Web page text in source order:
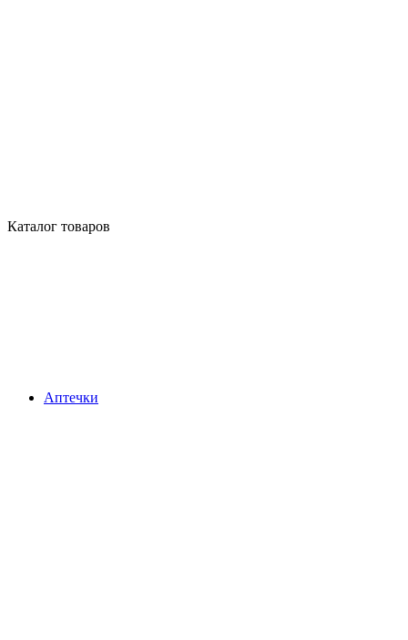
Каталог товаров
Аптечки